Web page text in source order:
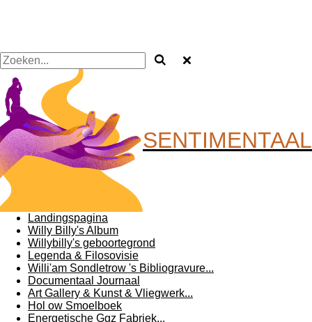
SENTIMENTAAL
Landingspagina
Willy Billy's Album
Willybilly's geboortegrond
Legenda & Filosovisie
Willi'am Sondletrow 's Bibliogravure...
Documentaal Journaal
Art Gallery & Kunst & Vliegwerk...
Hol ow Smoelboek
Energetische Ggz Fabriek...